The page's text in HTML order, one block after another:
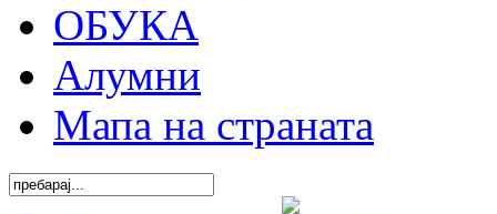
ОБУКА
Алумни
Мапа на страната